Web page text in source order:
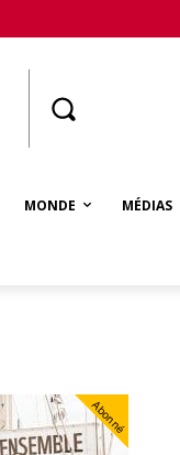
MONDE MÉDIAS
Abonné